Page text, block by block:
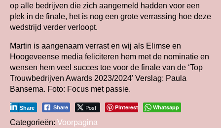
op alle bedrijven die zich aangemeld hadden voor een
plek in de finale, het is nog een grote verrassing hoe deze
wedstrijd verder verloopt.
Martin is aangenaam verrast en wij als Elimse en
Hoogeveense media feliciteren hem met de nominatie en
wensen hem veel succes toe voor de finale van de ‘Top
Trouwbedrijven Awards 2023/2024’ Verslag: Paula
Bansema. Foto: Focus met passie.
Share Post
Share Pinterest Whatsapp
Categorieën: Voorpagina